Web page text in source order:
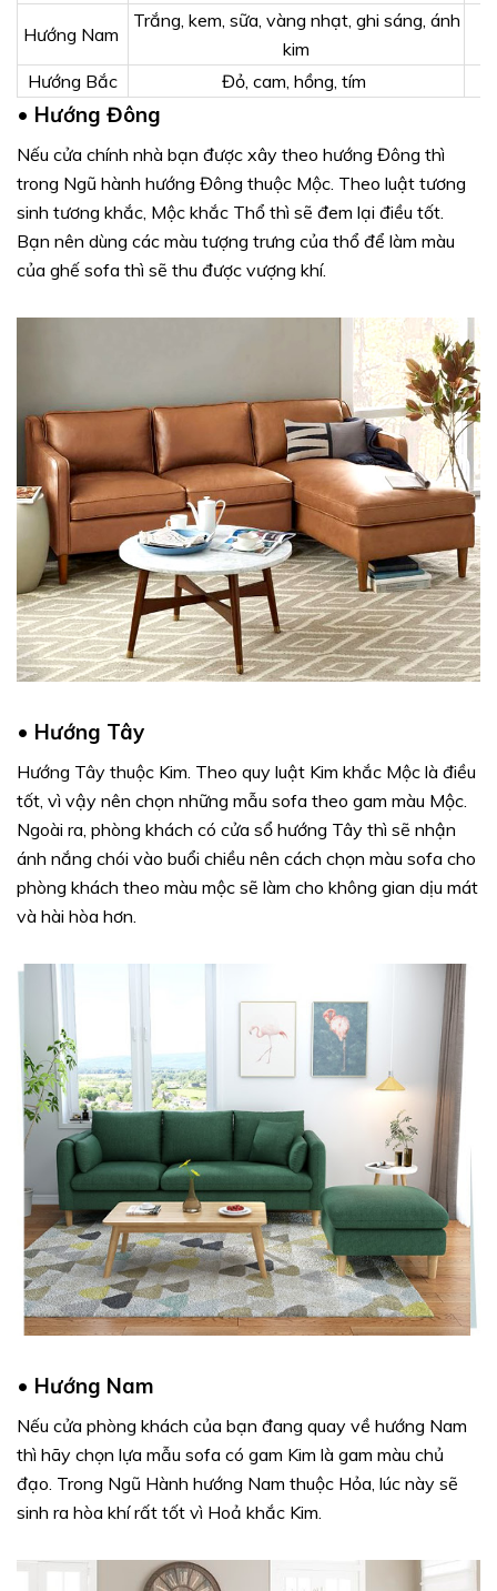
Hướng Nam
Trắng, kem, sữa, vàng nhạt, ghi sáng, ánh
kim
Hướng Bắc
Đỏ, cam, hồng, tím
• Hướng Đông
Nếu cửa chính nhà bạn được xây theo hướng Đông thì
trong Ngũ hành hướng Đông thuộc Mộc. Theo luật tương
sinh tương khắc, Mộc khắc Thổ thì sẽ đem lại điều tốt.
Bạn nên dùng các màu tượng trưng của thổ để làm màu
của ghế sofa thì sẽ thu được vượng khí.
• Hướng Tây
Hướng Tây thuộc Kim. Theo quy luật Kim khắc Mộc là điều
tốt, vì vậy nên chọn những mẫu sofa theo gam màu Mộc.
Ngoài ra, phòng khách có cửa sổ hướng Tây thì sẽ nhận
ánh nắng chói vào buổi chiều nên cách chọn màu sofa cho
phòng khách theo màu mộc sẽ làm cho không gian dịu mát
và hài hòa hơn.
• Hướng Nam
Nếu cửa phòng khách của bạn đang quay về hướng Nam
thì hãy chọn lựa mẫu sofa có gam Kim là gam màu chủ
đạo. Trong Ngũ Hành hướng Nam thuộc Hỏa, lúc này sẽ
sinh ra hòa khí rất tốt vì Hoả khắc Kim.